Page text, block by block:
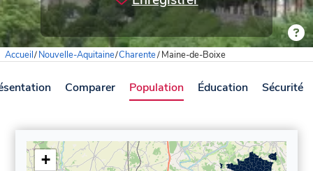
Accueil/Nouvelle-Aquitaine/Charente/Maine-de-Boixe
Comparer Population Éducation Sécurité
+